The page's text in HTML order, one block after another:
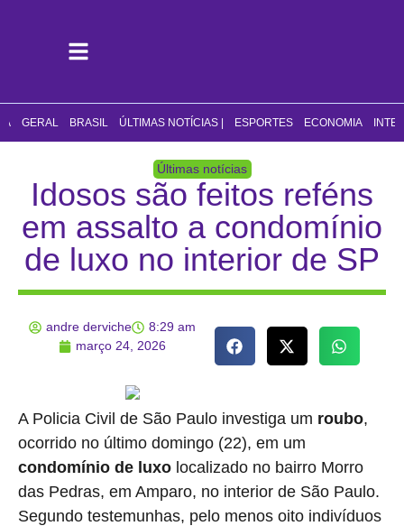
GERAL BRASIL ÚLTIMAS NOTÍCIAS | ESPORTES ECONOMIA
Últimas notícias
Idosos são feitos reféns
em assalto a condomínio
de luxo no interior de SP
andre derviche
8:29 am
março 24, 2026
A Policia Civil de São Paulo investiga um roubo,
ocorrido no último domingo (22), em um
condomínio de luxo localizado no bairro Morro
das Pedras, em Amparo, no interior de São Paulo.
Segundo testemunhas, pelo menos oito indivíduos